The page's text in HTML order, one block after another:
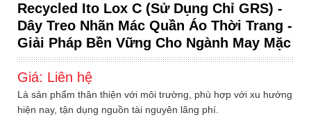
Recycled Ito Lox C (sử Dụng Chỉ GRS) -
Dây Treo Nhãn Mác Quần Áo Thời Trang -
Giải Pháp Bền Vững Cho Ngành May Mặc
Giá: Liên hệ
Là sản phẩm thân thiện với môi trường, phù hợp với xu hướng
hiện nay, tận dụng nguồn tài nguyên lãng phí.